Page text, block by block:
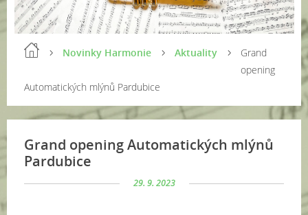
Novinky Harmonie Aktuality
Grand
opening
Automatických mlýnů Pardubice
Grand opening Automatických mlýnů
Pardubice
29. 9. 2023